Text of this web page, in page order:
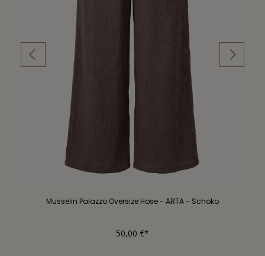
Musselin Palazzo Oversize Hose - ARTA - Schoko
50,00 €*